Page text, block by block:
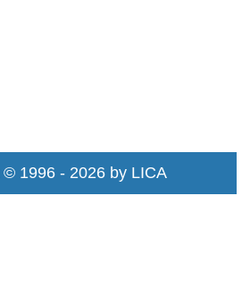
© 1996 - 2026 by LICA